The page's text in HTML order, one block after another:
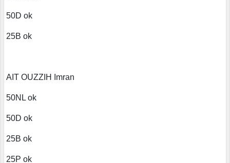
50D ok
25B ok
AIT OUZZIH Imran
50NL ok
50D ok
25B ok
25P ok